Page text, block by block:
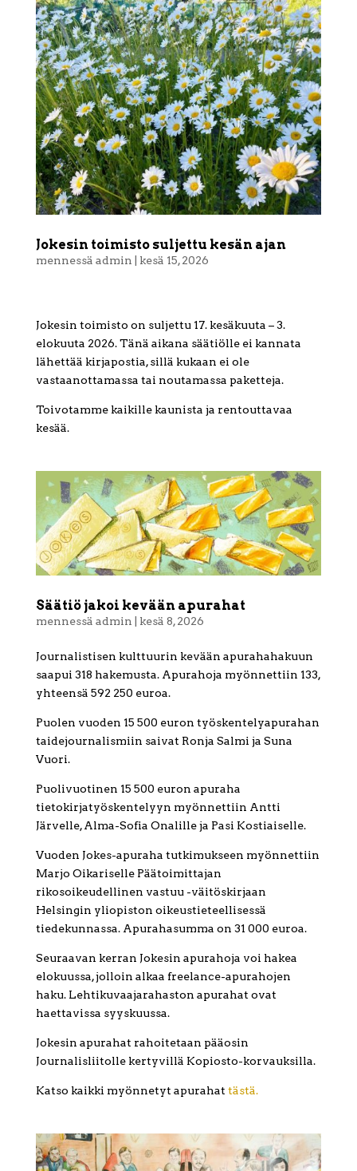
Jokesin toimisto suljettu kesän ajan
mennessä admin | kesä 15, 2026
Jokesin toimisto on suljettu 17. kesäkuuta – 3.
elokuuta 2026. Tänä aikana säätiölle ei kannata
lähettää kirjapostia, sillä kukaan ei ole
vastaanottamassa tai noutamassa paketteja.
Toivotamme kaikille kaunista ja rentouttavaa
kesää.
Säätiö jakoi kevään apurahat
mennessä admin kesä 8, 2026
Journalistisen kulttuurin kevään apurahahakuun
saapui 318 hakemusta. Apurahoja myönnettiin 133,
yhteensä 592 250 euroa.
Puolen vuoden 15 500 euron työskentelyapurahan
taidejournalismiin saivat Ronja Salmi ja Suna
Vuori.
Puolivuotinen 15 500 euron apuraha
tietokirjatyöskentelyyn myönnettiin Antti
Järvelle, Alma-Sofia Onalille ja Pasi Kostiaiselle.
Vuoden Jokes-apuraha tutkimukseen myönnettiin
Marjo Oikariselle Päätoimittajan
rikosoikeudellinen vastuu -väitöskirjaan
Helsingin yliopiston oikeustieteellisessä
tiedekunnassa. Apurahasumma on 31 000 euroa.
Seuraavan kerran Jokesin apurahoja voi hakea
elokuussa, jolloin alkaa freelance-apurahojen
haku. Lehtikuvaajarahaston apurahat ovat
haettavissa syyskuussa.
Jokesin apurahat rahoitetaan pääosin
Journalisliitolle kertyvillä Kopiosto-korvauksilla.
Katso kaikki myönnetyt apurahat tästä.